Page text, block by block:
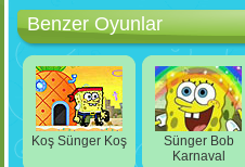
Benzer Oyunlar
Koş Sünger Koş
Sünger Bob
Karnaval